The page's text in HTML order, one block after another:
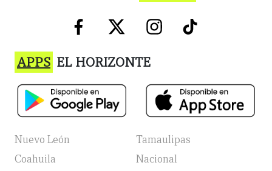
APPS EL HORIZONTE
Nuevo León
Tamaulipas
Coahuila
Nacional